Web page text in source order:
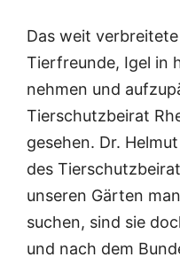
Das weit
Tierfreunde, Igel in
nehmen und
Tierschutzbeirat
gesehen. Dr.
des
unseren Gärten
suchen, sind sie
und nach dem